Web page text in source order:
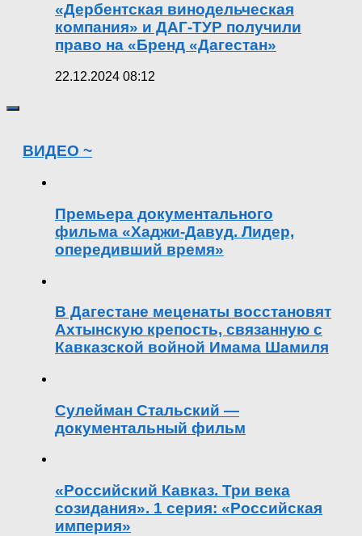
«Дербентская винодельческая
компания» и ДАГ-ТУР получили
право на «Бренд «Дагестан»
22.12.2024 08:12
ВИДЕО ~
Премьера документального
фильма «Хаджи-Давуд. Лидер,
опередивший время»
В Дагестане меценаты восстановят
Ахтынскую крепость, связанную с
Кавказской войной Имама Шамиля
Сулейман Стальский —
документальный фильм
«Российский Кавказ. Три века
созидания». 1 серия: «Российская
империя»